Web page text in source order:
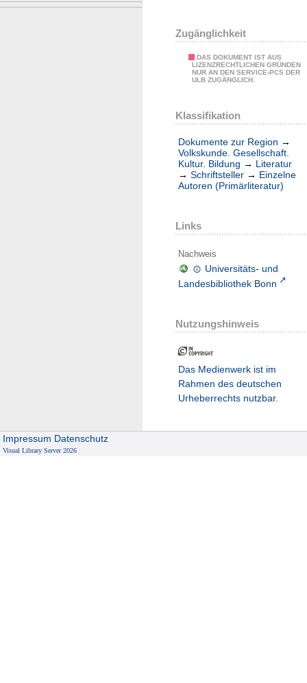
Zugänglichkeit
DAS DOKUMENT IST AUS
LIZENZRECHTLICHEN GRÜNDEN
NUR AN DEN SERVICE-PCS DER
ULB ZUGÄNGLICH.
Klassifikation
Dokumente zur Region →
Volkskunde. Gesellschaft.
Kultur. Bildung → Literatur
→ Schriftsteller → Einzelne
Autoren (Primärliteratur)
Links
Nachweis
Universitäts- und
Landesbibliothek Bonn
Nutzungshinweis
Das Medienwerk ist im
Rahmen des deutschen
Urheberrechts nutzbar.
Impressum Datenschutz
Visual Library Server 2026